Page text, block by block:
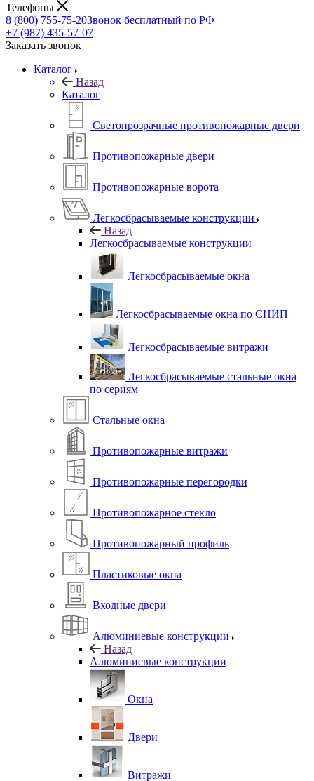
Телефоны
8 (800) 755-75-20Звонок бесплатный по РФ
+7 (987) 435-57-07
Заказать звонок
Каталог
Назад
Каталог
Светопрозрачные противопожарные двери
Противопожарные двери
Противопожарные ворота
Легкосбрасываемые конструкции
Назад
Легкосбрасываемые конструкции
Легкосбрасываемые окна
Легкосбрасываемые окна по СНИП
Легкосбрасываемые витражи
Легкосбрасываемые стальные окна
по сериям
Стальные окна
Противопожарные витражи
Противопожарные перегородки
Противопожарное стекло
Противопожарный профиль
Пластиковые окна
Входные двери
Алюминиевые конструкции
Назад
Алюминиевые конструкции
Окна
Двери
Витражи